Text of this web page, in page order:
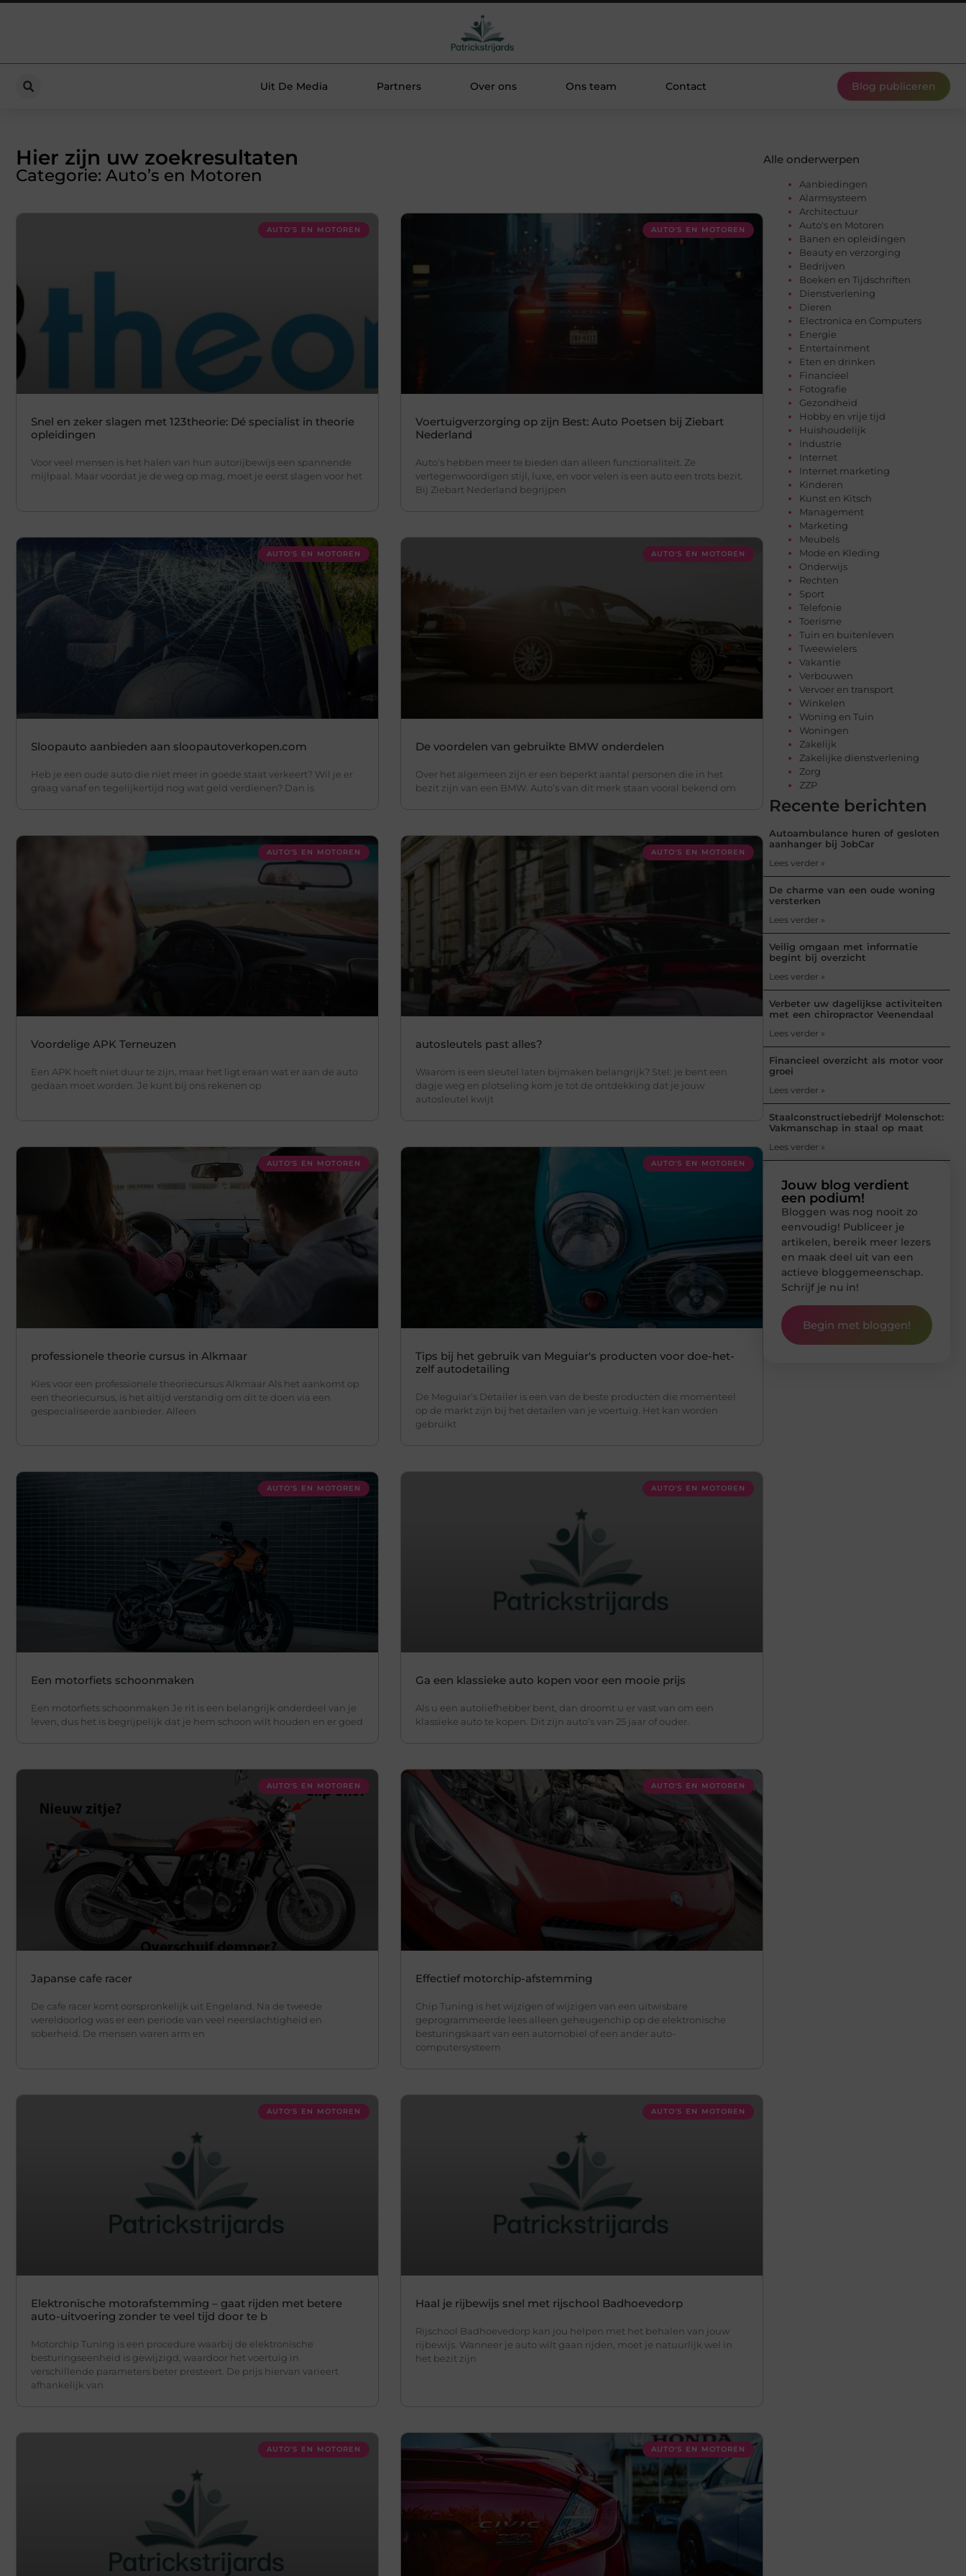
Uit De Media Partners Over ons Ons team Contact Blog publiceren
Hier zijn uw zoekresultaten
Categorie: Auto’s en Motoren
AUTO'S EN MOTOREN
Snel en zeker slagen met 123theorie: Dé specialist in theorie
opleidingen
Voor veel mensen is het halen van hun autorijbewijs een spannende
mijlpaal. Maar voordat je de weg op mag, moet je eerst slagen voor het
AUTO'S EN MOTOREN
Voertuigverzorging op zijn Best: Auto Poetsen bij Ziebart
Nederland
Auto’s hebben meer te bieden dan alleen functionaliteit. Ze
vertegenwoordigen stijl, luxe, en voor velen is een auto een trots bezit.
Bij Ziebart Nederland begrijpen
AUTO'S EN MOTOREN
Sloopauto aanbieden aan sloopautoverkopen.com
Heb je een oude auto die niet meer in goede staat verkeert? Wil je er
graag vanaf en tegelijkertijd nog wat geld verdienen? Dan is
AUTO'S EN MOTOREN
De voordelen van gebruikte BMW onderdelen
Over het algemeen zijn er een beperkt aantal personen die in het
bezit zijn van een BMW. Auto’s van dit merk staan vooral bekend om
AUTO'S EN MOTOREN
Voordelige APK Terneuzen
Een APK hoeft niet duur te zijn, maar het ligt eraan wat er aan de auto
gedaan moet worden. Je kunt bij ons rekenen op
AUTO'S EN MOTOREN
autosleutels past alles?
Waarom is een sleutel laten bijmaken belangrijk? Stel: je bent een
dagje weg en plotseling kom je tot de ontdekking dat je jouw
autosleutel kwijt
AUTO'S EN MOTOREN
professionele theorie cursus in Alkmaar
Kies voor een professionele theoriecursus Alkmaar Als het aankomt op
een theoriecursus, is het altijd verstandig om dit te doen via een
gespecialiseerde aanbieder. Alleen
AUTO'S EN MOTOREN
Tips bij het gebruik van Meguiar's producten voor doe-het-
zelf autodetailing
De Meguiar’s Detailer is een van de beste producten die momenteel
op de markt zijn bij het detailen van je voertuig. Het kan worden
gebruikt
AUTO'S EN MOTOREN
Een motorfiets schoonmaken
Een motorfiets schoonmaken Je rit is een belangrijk onderdeel van je
leven, dus het is begrijpelijk dat je hem schoon wilt houden en er goed
AUTO'S EN MOTOREN
Ga een klassieke auto kopen voor een mooie prijs
Als u een autoliefhebber bent, dan droomt u er vast van om een
klassieke auto te kopen. Dit zijn auto’s van 25 jaar of ouder.
AUTO'S EN MOTOREN
Japanse cafe racer
De cafe racer komt oorspronkelijk uit Engeland. Na de tweede
wereldoorlog was er een periode van veel neerslachtigheid en
soberheid. De mensen waren arm en
AUTO'S EN MOTOREN
Effectief motorchip-afstemming
Chip Tuning is het wijzigen of wijzigen van een uitwisbare
geprogrammeerde lees alleen geheugenchip op de elektronische
besturingskaart van een automobiel of een ander auto-
computersysteem
AUTO'S EN MOTOREN
Elektronische motorafstemming – gaat rijden met betere
auto-uitvoering zonder te veel tijd door te b
Motorchip Tuning is een procedure waarbij de elektronische
besturingseenheid is gewijzigd, waardoor het voertuig in
verschillende parameters beter presteert. De prijs hiervan varieert
afhankelijk van
AUTO'S EN MOTOREN
Haal je rijbewijs snel met rijschool Badhoevedorp
Rijschool Badhoevedorp kan jou helpen met het behalen van jouw
rijbewijs. Wanneer je auto wilt gaan rijden, moet je natuurlijk wel in
het bezit zijn
AUTO'S EN MOTOREN AUTO'S EN MOTOREN
Alle onderwerpen
Aanbiedingen
Alarmsysteem
Architectuur
Auto's en Motoren
Banen en opleidingen
Beauty en verzorging
Bedrijven
Boeken en Tijdschriften
Dienstverlening
Dieren
Electronica en Computers
Energie
Entertainment
Eten en drinken
Financieel
Fotografie
Gezondheid
Hobby en vrije tijd
Huishoudelijk
Industrie
Internet
Internet marketing
Kinderen
Kunst en Kitsch
Management
Marketing
Meubels
Mode en Kleding
Onderwijs
Rechten
Sport
Telefonie
Toerisme
Tuin en buitenleven
Tweewielers
Vakantie
Verbouwen
Vervoer en transport
Winkelen
Woning en Tuin
Woningen
Zakelijk
Zakelijke dienstverlening
Zorg
ZZP
Recente berichten
Autoambulance huren of gesloten
aanhanger bij JobCar
Lees verder »
De charme van een oude woning
versterken
Lees verder »
Veilig omgaan met informatie
begint bij overzicht
Lees verder »
Verbeter uw dagelijkse activiteiten
met een chiropractor Veenendaal
Lees verder »
Financieel overzicht als motor voor
groei
Lees verder »
Staalconstructiebedrijf Molenschot:
Vakmanschap in staal op maat
Lees verder »
Jouw blog verdient
een podium!
Bloggen was nog nooit zo
eenvoudig! Publiceer je
artikelen, bereik meer lezers
en maak deel uit van een
actieve bloggemeenschap.
Schrijf je nu in!
Begin met bloggen!